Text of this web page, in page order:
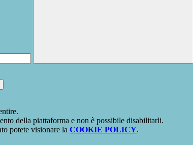
della piattaforma e non è possibile disabilitarli.
potete visionare la COOKIE POLICY.